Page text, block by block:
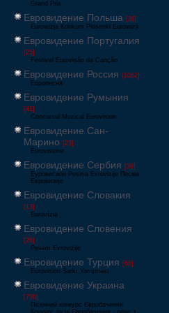
Grand Prix
Евровидение Польша [36]
Eurowizja Konkurs Piosenki Eurowizji
Евровидение Португалия
[25]
Festival Eurovisão da Canção
Евровидение Россия [1062]
Европесня
Евровидение Румыния
[41]
Concursul Muzical Eurovision
Евровидение Сан-
Марино [23]
Eurovisione
Евровидение Сербия [39]
Еуровисион Pesma Evrovizije Песма
Евровизије
Евровидение Словакия
[13]
Eurovízia
Евровидение Словения
[26]
Pesem Evrovizije
Евровидение Турция [66]
Eurovision Şarkı Yarışması
Евровидение Украина
[796]
Пісенний конкурс Євробачення
Конкурс пісні Євробачення - одне з